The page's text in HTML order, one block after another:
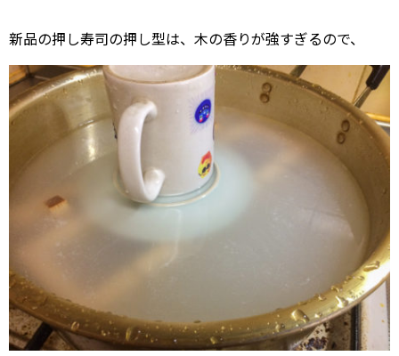
新品の押し寿司の押し型は、木の香りが強すぎるので、